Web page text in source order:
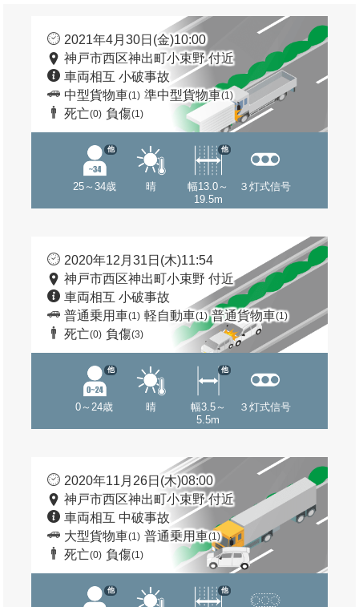
2021年4月30日(金)10:00
神戸市西区神出町小束野 付近
車両相互 小破事故
中型貨物車(1) 準中型貨物車(1)
死亡(0) 負傷(1)
25～34歳
他
晴
幅13.0～
19.5m
他
３灯式信号
2020年12月31日(木)11:54
神戸市西区神出町小束野 付近
車両相互 小破事故
普通乗用車(1) 軽自動車(1) 普通貨物車(1)
死亡(0) 負傷(3)
0～24歳
他
晴
幅3.5～
5.5m
他
３灯式信号
2020年11月26日(木)08:00
神戸市西区神出町小束野 付近
車両相互 中破事故
大型貨物車(1) 普通乗用車(1)
死亡(0) 負傷(1)
他 他